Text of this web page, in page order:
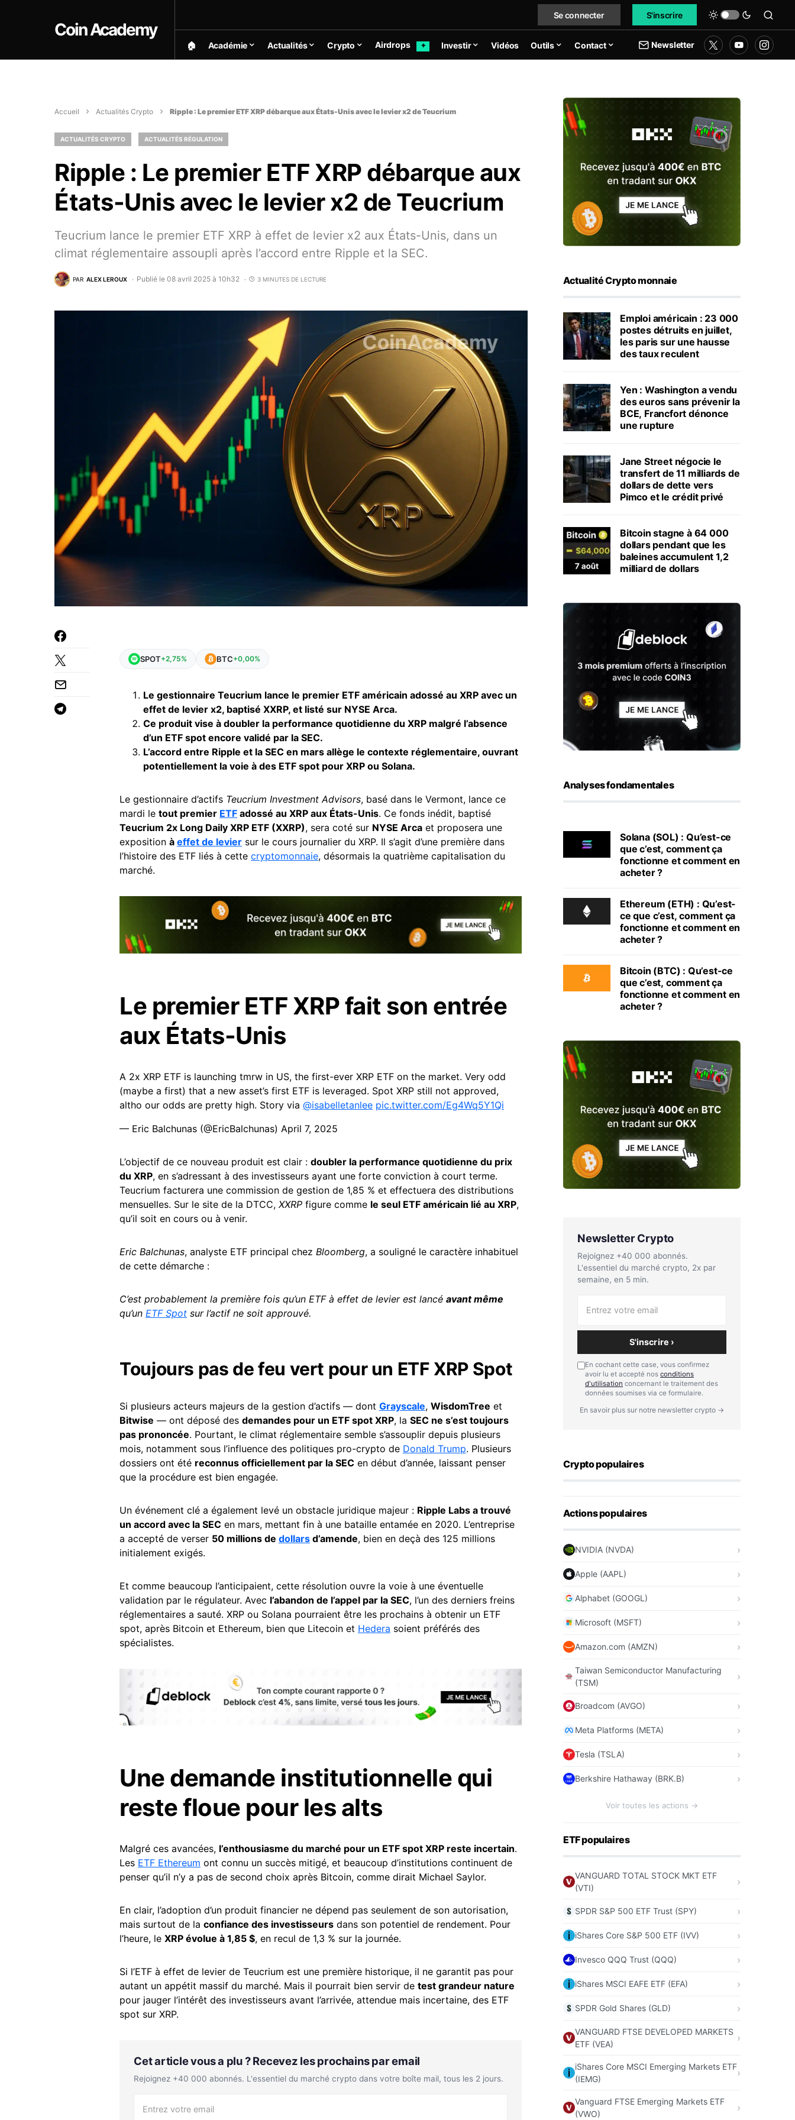
Coin Academy
Se connecter S'inscrire
🏠︎ Académie Actualités Crypto Airdrops ✦ Investir Vidéos Outils Contact Newsletter
Accueil Actualités Crypto Ripple : Le premier ETF XRP débarque aux États-Unis avec le levier x2 de Teucrium
ACTUALITÉS CRYPTO ACTUALITÉS RÉGULATION
Ripple : Le premier ETF XRP débarque aux
États-Unis avec le levier x2 de Teucrium
Teucrium lance le premier ETF XRP à effet de levier x2 aux États-Unis, dans un
climat réglementaire assoupli après l’accord entre Ripple et la SEC.
PAR ALEX LEROUX Publié le 08 avril 2025 à 10h32 3 MINUTES DE LECTURE
SPOT+2,75% BTC+0,00%
Le gestionnaire Teucrium lance le premier ETF américain adossé au XRP avec un
effet de levier x2, baptisé XXRP, et listé sur NYSE Arca.
Ce produit vise à doubler la performance quotidienne du XRP malgré l’absence
d’un ETF spot encore validé par la SEC.
L’accord entre Ripple et la SEC en mars allège le contexte réglementaire, ouvrant
potentiellement la voie à des ETF spot pour XRP ou Solana.
Le gestionnaire d’actifs Teucrium Investment Advisors, basé dans le Vermont, lance ce
mardi le tout premier ETF adossé au XRP aux États-Unis. Ce fonds inédit, baptisé
Teucrium 2x Long Daily XRP ETF (XXRP), sera coté sur NYSE Arca et proposera une
exposition à effet de levier sur le cours journalier du XRP. Il s’agit d’une première dans
l’histoire des ETF liés à cette cryptomonnaie, désormais la quatrième capitalisation du
marché.
Le premier ETF XRP fait son entrée
aux États-Unis
A 2x XRP ETF is launching tmrw in US, the first-ever XRP ETF on the market. Very odd
(maybe a first) that a new asset’s first ETF is leveraged. Spot XRP still not approved,
altho our odds are pretty high. Story via ⁦⁦ @isabelletanlee pic.twitter.com/Eg4Wq5Y1Qi
— Eric Balchunas (@EricBalchunas) April 7, 2025
L’objectif de ce nouveau produit est clair : doubler la performance quotidienne du prix
du XRP, en s’adressant à des investisseurs ayant une forte conviction à court terme.
Teucrium facturera une commission de gestion de 1,85 % et effectuera des distributions
mensuelles. Sur le site de la DTCC, XXRP figure comme le seul ETF américain lié au XRP,
qu’il soit en cours ou à venir.
Eric Balchunas, analyste ETF principal chez Bloomberg, a souligné le caractère inhabituel
de cette démarche :
C’est probablement la première fois qu’un ETF à effet de levier est lancé avant même
qu’un ETF Spot sur l’actif ne soit approuvé.
Toujours pas de feu vert pour un ETF XRP Spot
Si plusieurs acteurs majeurs de la gestion d’actifs — dont Grayscale, WisdomTree et
Bitwise — ont déposé des demandes pour un ETF spot XRP, la SEC ne s’est toujours
pas prononcée. Pourtant, le climat réglementaire semble s’assouplir depuis plusieurs
mois, notamment sous l’influence des politiques pro-crypto de Donald Trump. Plusieurs
dossiers ont été reconnus officiellement par la SEC en début d’année, laissant penser
que la procédure est bien engagée.
Un événement clé a également levé un obstacle juridique majeur : Ripple Labs a trouvé
un accord avec la SEC en mars, mettant fin à une bataille entamée en 2020. L’entreprise
a accepté de verser 50 millions de dollars d’amende, bien en deçà des 125 millions
initialement exigés.
Et comme beaucoup l’anticipaient, cette résolution ouvre la voie à une éventuelle
validation par le régulateur. Avec l’abandon de l’appel par la SEC, l’un des derniers freins
réglementaires a sauté. XRP ou Solana pourraient être les prochains à obtenir un ETF
spot, après Bitcoin et Ethereum, bien que Litecoin et Hedera soient préférés des
spécialistes.
Une demande institutionnelle qui
reste floue pour les alts
Malgré ces avancées, l’enthousiasme du marché pour un ETF spot XRP reste incertain.
Les ETF Ethereum ont connu un succès mitigé, et beaucoup d’institutions continuent de
penser qu’il n’y a pas de second choix après Bitcoin, comme dirait Michael Saylor.
En clair, l’adoption d’un produit financier ne dépend pas seulement de son autorisation,
mais surtout de la confiance des investisseurs dans son potentiel de rendement. Pour
l’heure, le XRP évolue à 1,85 $, en recul de 1,3 % sur la journée.
Si l’ETF à effet de levier de Teucrium est une première historique, il ne garantit pas pour
autant un appétit massif du marché. Mais il pourrait bien servir de test grandeur nature
pour jauger l’intérêt des investisseurs avant l’arrivée, attendue mais incertaine, des ETF
spot sur XRP.
Cet article vous a plu ? Recevez les prochains par email
Rejoignez +40 000 abonnés. L'essentiel du marché crypto dans votre boîte mail, tous les 2 jours.
Actualité Crypto monnaie
Emploi américain : 23 000
postes détruits en juillet,
les paris sur une hausse
des taux reculent
Yen : Washington a vendu
des euros sans prévenir la
BCE, Francfort dénonce
une rupture
Jane Street négocie le
transfert de 11 milliards de
dollars de dette vers
Pimco et le crédit privé
Bitcoin stagne à 64 000
dollars pendant que les
baleines accumulent 1,2
milliard de dollars
Analyses fondamentales
Solana (SOL) : Qu’est-ce
que c’est, comment ça
fonctionne et comment en
acheter ?
Ethereum (ETH) : Qu’est-
ce que c’est, comment ça
fonctionne et comment en
acheter ?
Bitcoin (BTC) : Qu’est-ce
que c’est, comment ça
fonctionne et comment en
acheter ?
Newsletter Crypto
Rejoignez +40 000 abonnés.
L'essentiel du marché crypto, 2x par
semaine, en 5 min.
S'inscrire ›
En cochant cette case, vous confirmez
avoir lu et accepté nos conditions
d'utilisation concernant le traitement des
données soumises via ce formulaire.
En savoir plus sur notre newsletter crypto →
Crypto populaires
Actions populaires
NVIDIA (NVDA)
Apple (AAPL)
Alphabet (GOOGL)
Microsoft (MSFT)
Amazon.com (AMZN)
Taiwan Semiconductor Manufacturing
(TSM)
Broadcom (AVGO)
Meta Platforms (META)
Tesla (TSLA)
Berkshire Hathaway (BRK.B)
Voir toutes les actions →
ETF populaires
VANGUARD TOTAL STOCK MKT ETF
(VTI)
SPDR S&P 500 ETF Trust (SPY)
iShares Core S&P 500 ETF (IVV)
Invesco QQQ Trust (QQQ)
iShares MSCI EAFE ETF (EFA)
SPDR Gold Shares (GLD)
VANGUARD FTSE DEVELOPED MARKETS
ETF (VEA)
iShares Core MSCI Emerging Markets ETF
(IEMG)
Vanguard FTSE Emerging Markets ETF
(VWO)